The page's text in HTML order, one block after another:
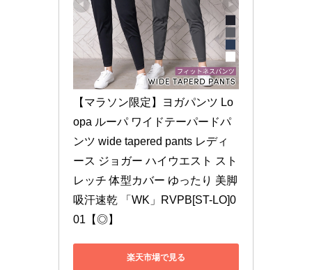
【マラソン限定】ヨガパンツ Lo
opa ルーパ ワイドテーパードパ
ンツ wide tapered pants レディ
ース ジョガー ハイウエスト スト
レッチ 体型カバー ゆったり 美脚
吸汗速乾 「WK」RVPB[ST-LO]0
01【◎】
楽天市場で見る